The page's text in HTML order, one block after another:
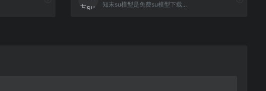
知末su模型是免费su模型下载...